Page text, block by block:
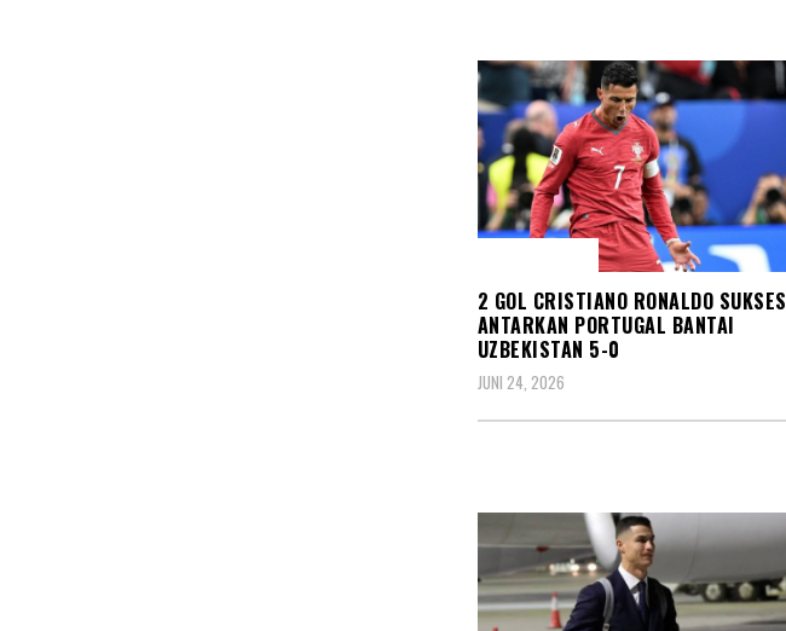
2 GOL CRISTIANO RONALDO SUKSES
ANTARKAN PORTUGAL BANTAI
UZBEKISTAN 5-0
JUNI 24, 2026